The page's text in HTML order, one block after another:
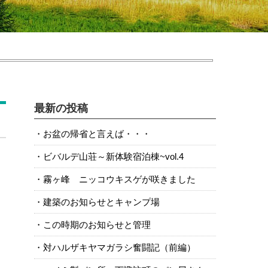
最新の投稿
お盆の帰省と言えば・・・
ビバルデ山荘～新体験宿泊棟~vol.4
霧ヶ峰 ニッコウキスゲが咲きました
建築のお知らせとキャンプ場
この時期のお知らせと管理
対ハルザキヤマガラシ奮闘記（前編）